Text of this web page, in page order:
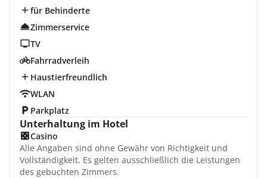
für Behinderte
Zimmerservice
TV
Fahrradverleih
Haustierfreundlich
WLAN
Parkplatz
Unterhaltung im Hotel
Casino
Alle Angaben sind ohne Gewähr von Richtigkeit und
Vollständigkeit. Es gelten ausschließlich die Leistungen
des gebuchten Zimmers.